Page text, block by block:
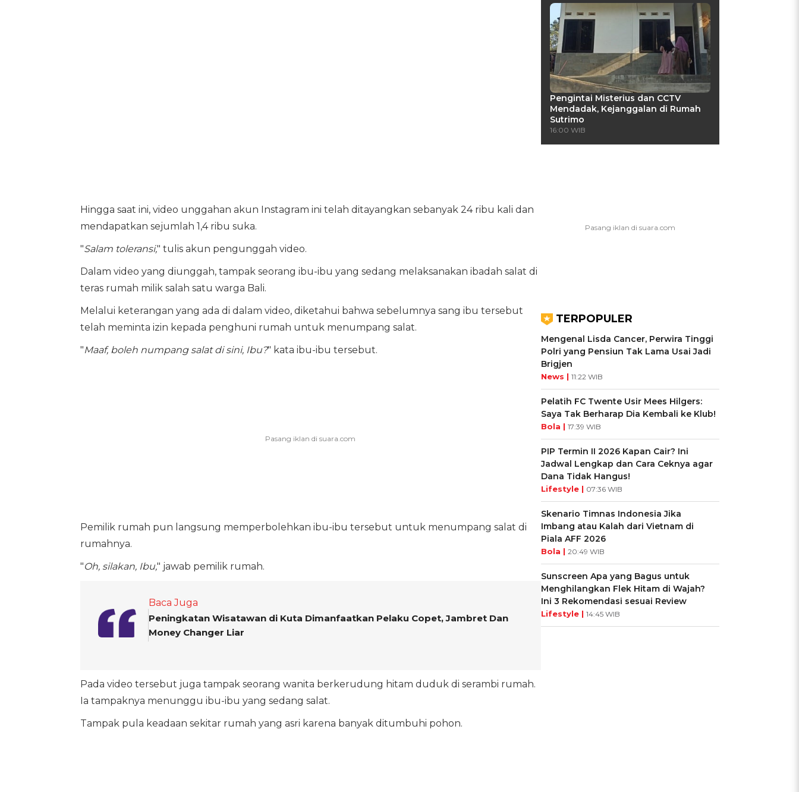
Hingga saat ini, video unggahan akun Instagram ini telah ditayangkan sebanyak 24 ribu kali dan
mendapatkan sejumlah 1,4 ribu suka.
"Salam toleransi," tulis akun pengunggah video.
Dalam video yang diunggah, tampak seorang ibu-ibu yang sedang melaksanakan ibadah salat di
teras rumah milik salah satu warga Bali.
Melalui keterangan yang ada di dalam video, diketahui bahwa sebelumnya sang ibu tersebut
telah meminta izin kepada penghuni rumah untuk menumpang salat.
"Maaf, boleh numpang salat di sini, Ibu?" kata ibu-ibu tersebut.
Pemilik rumah pun langsung memperbolehkan ibu-ibu tersebut untuk menumpang salat di
rumahnya.
"Oh, silakan, Ibu," jawab pemilik rumah.
Baca Juga
Peningkatan Wisatawan di Kuta Dimanfaatkan Pelaku Copet, Jambret Dan
Money Changer Liar
Pada video tersebut juga tampak seorang wanita berkerudung hitam duduk di serambi rumah.
Ia tampaknya menunggu ibu-ibu yang sedang salat.
Tampak pula keadaan sekitar rumah yang asri karena banyak ditumbuhi pohon.
Pengintai Misterius dan CCTV
Mendadak, Kejanggalan di Rumah
Sutrimo
16:00 WIB
TERPOPULER
Mengenal Lisda Cancer, Perwira Tinggi
Polri yang Pensiun Tak Lama Usai Jadi
Brigjen
News | 11:22 WIB
Pelatih FC Twente Usir Mees Hilgers:
Saya Tak Berharap Dia Kembali ke Klub!
Bola | 17:39 WIB
PIP Termin II 2026 Kapan Cair? Ini
Jadwal Lengkap dan Cara Ceknya agar
Dana Tidak Hangus!
Lifestyle | 07:36 WIB
Skenario Timnas Indonesia Jika
Imbang atau Kalah dari Vietnam di
Piala AFF 2026
Bola | 20:49 WIB
Sunscreen Apa yang Bagus untuk
Menghilangkan Flek Hitam di Wajah?
Ini 3 Rekomendasi sesuai Review
Lifestyle | 14:45 WIB